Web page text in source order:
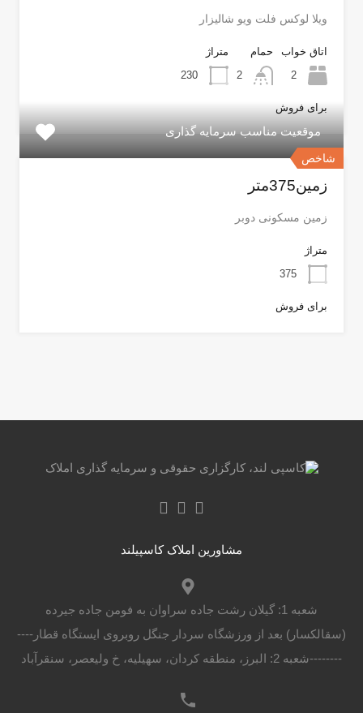
ویلا لوکس فلت ویو شالیزار
اتاق خواب
2
حمام
2
متراژ
230
برای فروش
شاخص
موقعیت مناسب سرمایه گذاری
زمین375متر
زمین مسکونی دوبر
متراژ
375
برای فروش
مشاورین املاک کاسپیلند
شعبه 1: گیلان رشت جاده سراوان به فومن جاده جیرده
(سقالکسار) بعد از ورزشگاه سردار جنگل روبروی ایستگاه قطار----
--------شعبه 2: البرز، منطقه کردان، سهیلیه، خ ولیعصر، سنقرآباد